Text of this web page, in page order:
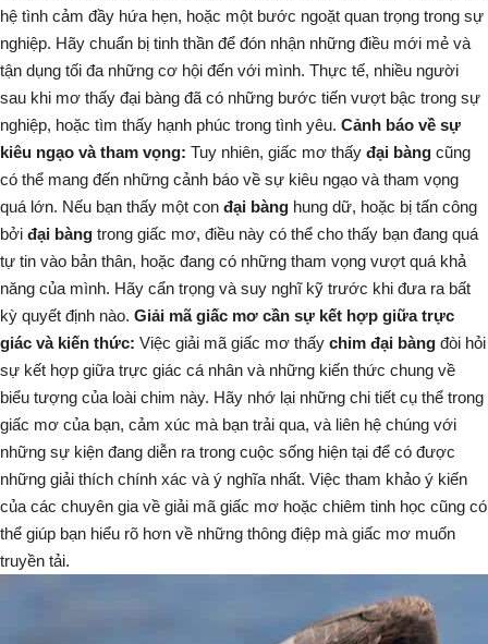
hệ tình cảm đầy hứa hẹn, hoặc một bước ngoặt quan trọng trong sự
nghiệp. Hãy chuẩn bị tinh thần để đón nhận những điều mới mẻ và
tận dụng tối đa những cơ hội đến với mình. Thực tế, nhiều người
sau khi mơ thấy đại bàng đã có những bước tiến vượt bậc trong sự
nghiệp, hoặc tìm thấy hạnh phúc trong tình yêu. Cảnh báo về sự
kiêu ngạo và tham vọng: Tuy nhiên, giấc mơ thấy đại bàng cũng
có thể mang đến những cảnh báo về sự kiêu ngạo và tham vọng
quá lớn. Nếu bạn thấy một con đại bàng hung dữ, hoặc bị tấn công
bởi đại bàng trong giấc mơ, điều này có thể cho thấy bạn đang quá
tự tin vào bản thân, hoặc đang có những tham vọng vượt quá khả
năng của mình. Hãy cẩn trọng và suy nghĩ kỹ trước khi đưa ra bất
kỳ quyết định nào. Giải mã giấc mơ cần sự kết hợp giữa trực
giác và kiến thức: Việc giải mã giấc mơ thấy chim đại bàng đòi hỏi
sự kết hợp giữa trực giác cá nhân và những kiến thức chung về
biểu tượng của loài chim này. Hãy nhớ lại những chi tiết cụ thể trong
giấc mơ của bạn, cảm xúc mà bạn trải qua, và liên hệ chúng với
những sự kiện đang diễn ra trong cuộc sống hiện tại để có được
những giải thích chính xác và ý nghĩa nhất. Việc tham khảo ý kiến
của các chuyên gia về giải mã giấc mơ hoặc chiêm tinh học cũng có
thể giúp bạn hiểu rõ hơn về những thông điệp mà giấc mơ muốn
truyền tải.